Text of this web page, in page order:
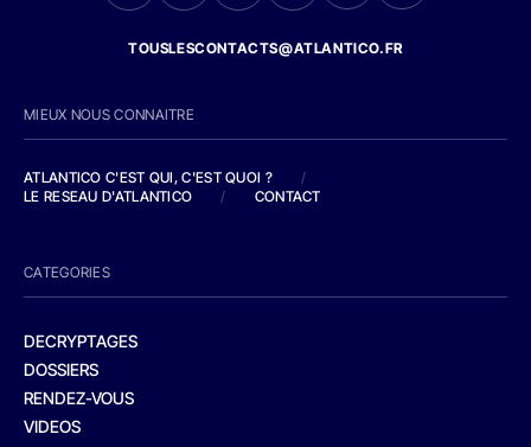
TOUSLESCONTACTS@ATLANTICO.FR
MIEUX NOUS CONNAITRE
ATLANTICO C'EST QUI, C'EST QUOI ?
/
LE RESEAU D'ATLANTICO
/ CONTACT
CATEGORIES
DECRYPTAGES
DOSSIERS
RENDEZ-VOUS
VIDEOS